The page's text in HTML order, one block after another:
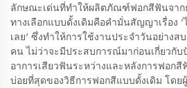
ลักษณะเด่นที่ทำให้ผลิตภัณฑ์ฟอกสีฟันจาก
ทางเลือกแบบดั้งเดิมคือคำมั่นสัญญาเรื่อง '
เลย' ซึ่งทำให้การใช้งานประจำวันอย่างส
คน ไม่ว่าจะมีประสบการณ์มาก่อนเกี่ยวกั
อาการเสียวฟันระหว่างและหลังการฟอก
บ่อยที่สุดของวิธีการฟอกสีแบบดั้งเดิม โด